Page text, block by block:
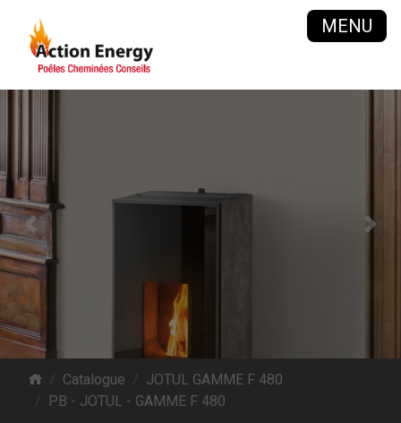
MENU
Previous Next
Catalogue
JOTUL GAMME F 480
PB - JOTUL - GAMME F 480